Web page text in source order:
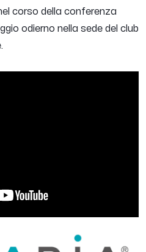
corso della conferenza
odierno nella sede del club